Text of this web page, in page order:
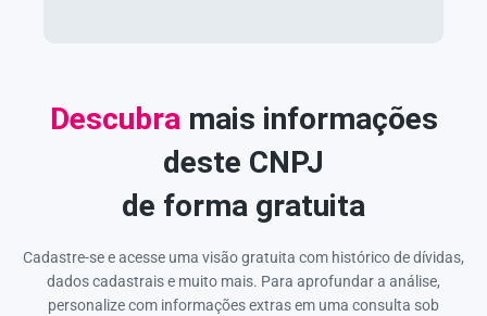
Descubra mais informações
deste CNPJ
de forma gratuita
Cadastre-se e acesse uma visão gratuita com histórico de dívidas,
dados cadastrais e muito mais. Para aprofundar a análise,
personalize com informações extras em uma consulta sob